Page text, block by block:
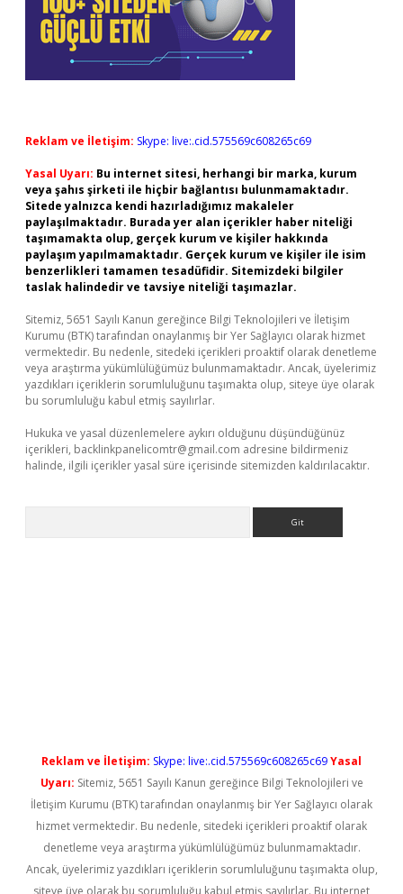
Reklam ve İletişim: Skype: live:.cid.575569c608265c69
Yasal Uyarı: Bu internet sitesi, herhangi bir marka, kurum
veya şahıs şirketi ile hiçbir bağlantısı bulunmamaktadır.
Sitede yalnızca kendi hazırladığımız makaleler
paylaşılmaktadır. Burada yer alan içerikler haber niteliği
taşımamakta olup, gerçek kurum ve kişiler hakkında
paylaşım yapılmamaktadır. Gerçek kurum ve kişiler ile isim
benzerlikleri tamamen tesadüfidir. Sitemizdeki bilgiler
taslak halindedir ve tavsiye niteliği taşımazlar.
Sitemiz, 5651 Sayılı Kanun gereğince Bilgi Teknolojileri ve İletişim
Kurumu (BTK) tarafından onaylanmış bir Yer Sağlayıcı olarak hizmet
vermektedir. Bu nedenle, sitedeki içerikleri proaktif olarak denetleme
veya araştırma yükümlülüğümüz bulunmamaktadır. Ancak, üyelerimiz
yazdıkları içeriklerin sorumluluğunu taşımakta olup, siteye üye olarak
bu sorumluluğu kabul etmiş sayılırlar.
Hukuka ve yasal düzenlemelere aykırı olduğunu düşündüğünüz
içerikleri, backlinkpanelicomtr@gmail.com adresine bildirmeniz
halinde, ilgili içerikler yasal süre içerisinde sitemizden kaldırılacaktır.
Reklam ve İletişim: Skype: live:.cid.575569c608265c69Yasal
Uyarı: Sitemiz, 5651 Sayılı Kanun gereğince Bilgi Teknolojileri ve
İletişim Kurumu (BTK) tarafından onaylanmış bir Yer Sağlayıcı olarak
hizmet vermektedir. Bu nedenle, sitedeki içerikleri proaktif olarak
denetleme veya araştırma yükümlülüğümüz bulunmamaktadır.
Ancak, üyelerimiz yazdıkları içeriklerin sorumluluğunu taşımakta olup,
siteye üye olarak bu sorumluluğu kabul etmiş sayılırlar. Bu internet